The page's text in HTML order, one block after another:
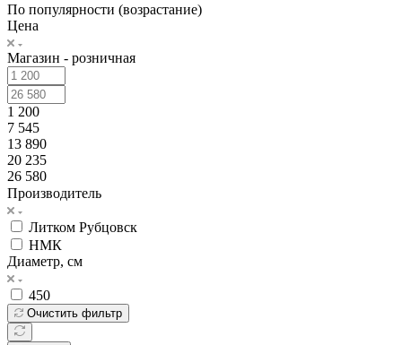
По популярности (возрастание)
Цена
Магазин - розничная
1 200
7 545
13 890
20 235
26 580
Производитель
Литком Рубцовск
НМК
Диаметр, см
450
Очистить фильтр